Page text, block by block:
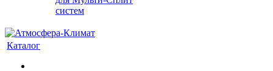
систем
Каталог